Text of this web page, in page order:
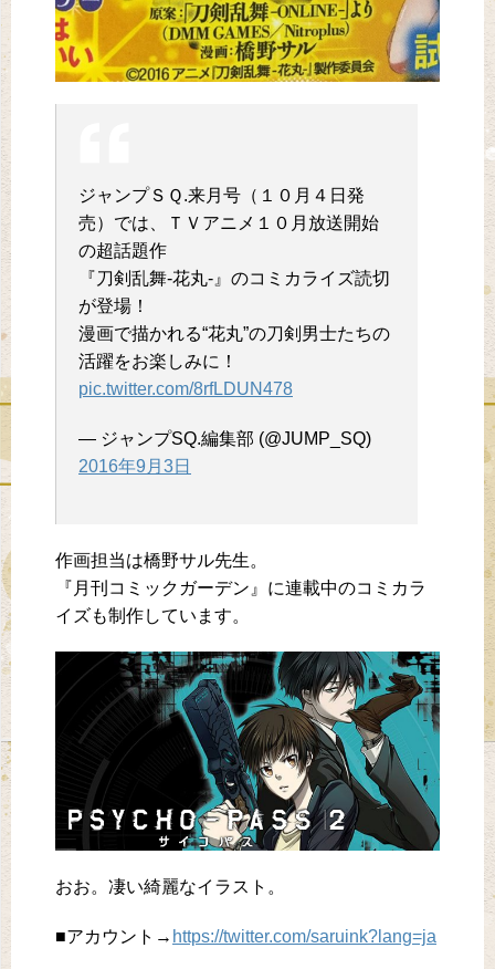
ジャンプＳＱ.来月号（１０月４日発
売）では、ＴＶアニメ１０月放送開始
の超話題作
『刀剣乱舞-花丸-』のコミカライズ読切
が登場！
漫画で描かれる“花丸”の刀剣男士たちの
活躍をお楽しみに！
pic.twitter.com/8rfLDUN478
— ジャンプSQ.編集部 (@JUMP_SQ)
2016年9月3日
作画担当は橋野サル先生。
『月刊コミックガーデン』に連載中のコミカラ
イズも制作しています。
おお。凄い綺麗なイラスト。
■アカウント→ https://twitter.com/saruink?lang=ja